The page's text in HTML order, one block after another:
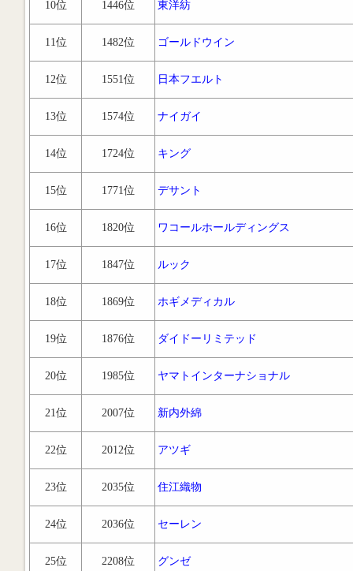
10位 1446位 東洋紡
11位 1482位 ゴールドウイン
12位 1551位 日本フエルト
13位 1574位 ナイガイ
14位 1724位 キング
15位 1771位 デサント
16位 1820位 ワコールホールディングス
17位 1847位 ルック
18位 1869位 ホギメディカル
19位 1876位 ダイドーリミテッド
20位 1985位 ヤマトインターナショナル
21位 2007位 新内外綿
22位 2012位 アツギ
23位 2035位 住江織物
24位 2036位 セーレン
25位 2208位 グンゼ